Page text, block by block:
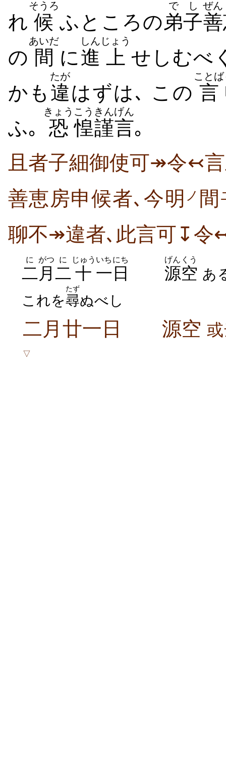
れ 候
そうろ
ふところの弟子
でし
善
ぜん
の 間
あいだ
に進
しん
上
じょう
せしむべ
かも 違
たが
はずは､ この 言
ことば
ふ｡ 恐
きょう
惶
こう
謹言
きんげん
｡
且者子細御使可↠令↢
善恵房申候者､今明 ノ 間
聊不↠違者､此言可↧令
二
に
月
がつ
二
に
十
じゅう
一日
いちにち
源空
げんくう
あ
これを尋
たず
ぬべし
二月廿一日 源空
▽